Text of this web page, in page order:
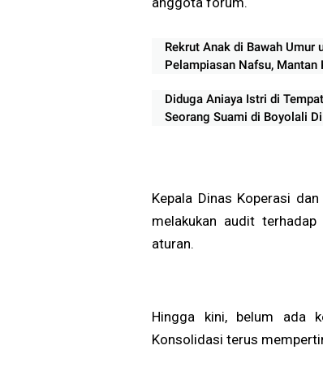
Rekrut Anak di Bawah Umur
Pelampiasan Nafsu, Mantan
Diduga Aniaya Istri di
Seorang Suami di Boyolali
Kepala Dinas Koperasi
melakukan audit
aturan.
Hingga kini, belum ada
Konsolidasi terus